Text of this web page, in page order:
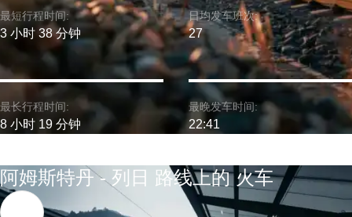
最短行程时间:
3 小时 38 分钟
最长行程时间:
8 小时 19 分钟
日均发车班次:
27
最晚发车时间:
22:41
阿姆斯特丹 - 列日 路线上的 火车